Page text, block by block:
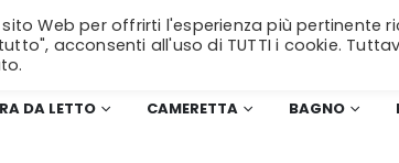
SPEDIZIONE
DA LETTO CAMERETTA BAGNO
Web per offrirti l'esperienza più pertinente
acconsenti all'uso di TUTTI i cookie.